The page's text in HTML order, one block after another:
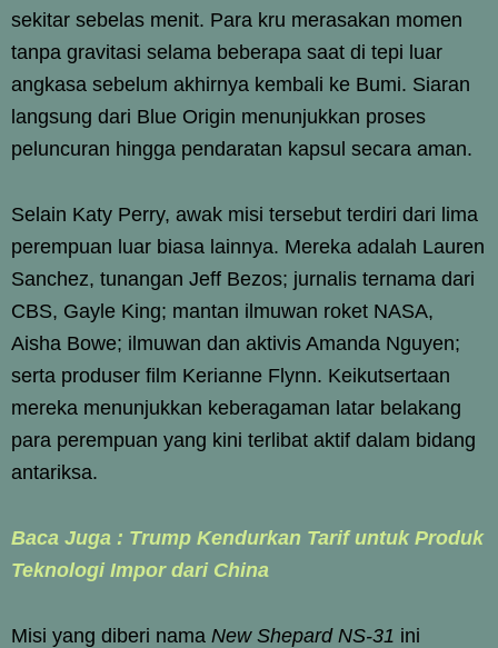
sekitar sebelas menit. Para kru merasakan momen
tanpa gravitasi selama beberapa saat di tepi luar
angkasa sebelum akhirnya kembali ke Bumi. Siaran
langsung dari Blue Origin menunjukkan proses
peluncuran hingga pendaratan kapsul secara aman.
Selain Katy Perry, awak misi tersebut terdiri dari lima
perempuan luar biasa lainnya. Mereka adalah Lauren
Sanchez, tunangan Jeff Bezos; jurnalis ternama dari
CBS, Gayle King; mantan ilmuwan roket NASA,
Aisha Bowe; ilmuwan dan aktivis Amanda Nguyen;
serta produser film Kerianne Flynn. Keikutsertaan
mereka menunjukkan keberagaman latar belakang
para perempuan yang kini terlibat aktif dalam bidang
antariksa.
Baca Juga : Trump Kendurkan Tarif untuk Produk
Teknologi Impor dari China
Misi yang diberi nama New Shepard NS-31 ini